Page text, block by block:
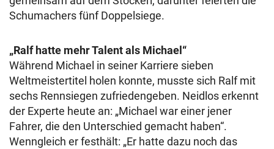
Schumachers fünf Doppelsiege.
„Ralf hatte mehr Talent als Michael“
Während Michael in seiner Karriere sieben
Weltmeistertitel holen konnte, musste sich Ralf mit
sechs Rennsiegen zufriedengeben. Neidlos erkennt
der Experte heute an: „Michael war einer jener
Fahrer, die den Unterschied gemacht haben“.
Wenngleich er festhält: „Er hatte dazu noch das